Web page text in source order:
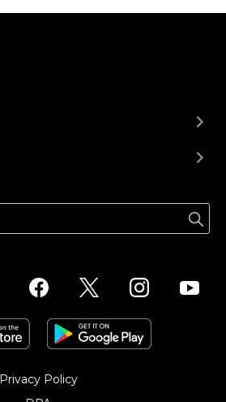
Privacy Policy